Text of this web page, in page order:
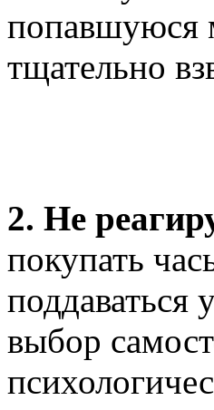
попавшуюся
тщательно
2. Не
покупать
поддаваться
выбор